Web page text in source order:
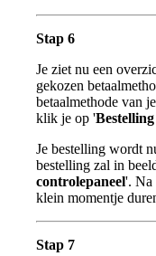
Stap 6
Je ziet nu een
gekozen
betaalmethode van
klik je op '
Je bestelling wordt
bestelling zal in
controlepaneel'. Na
klein momentje
Stap 7